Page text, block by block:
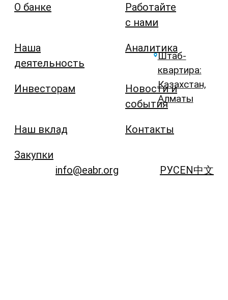
О банке
Наша
деятельность
Инвесторам
Наш вклад
Закупки
Работайте
с нами
Аналитика
Новости и
события
Контакты
Штаб-
квартира:
Казахстан,
Алматы
info@eabr.org РУСEN中文